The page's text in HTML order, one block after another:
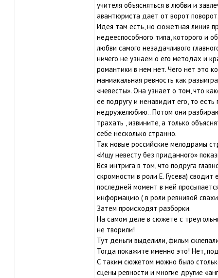
учителя объясняться в любви и
авантюриста дает от ворот
Идея там есть, но сюжетная линия
недееспособного типа, которого и
любви самого незадачливого
ничего не узнаем о его методах и
романтики в нем нет. Чего нет это
маниакальная ревность как
«невесты». Она узнает о том, что
ее подругу и ненавидит его, то
недружелюбию.. Потом они
трахать , извините, а только
себе несколько странно.
Так новые российские мелодрамы
«Ищу невесту без приданного»
Вся интрига в том, что подруга
скромности в роли Е. Гусева)
последней момент в ней
информацию ( в роли ревнивой свахи
Затем происходят разборки.
На самом деле в сюжете с
не творили!
Тут деньги выделили, фильм
Тогда покажите именно это! Нет,
С таким сюжетом можно было
сцены ревности и многие другие